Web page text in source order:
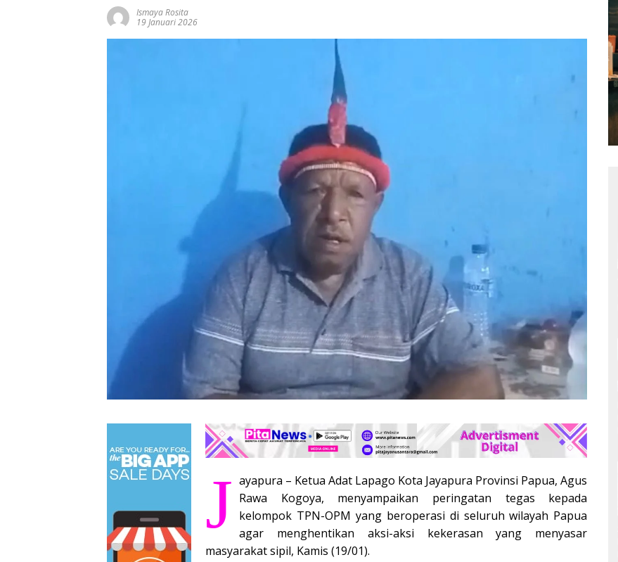
Ismaya Rosita
19 Januari 2026
J ayapura – Ketua Adat Lapago Kota Jayapura Provinsi Papua, Agus
Rawa Kogoya, menyampaikan peringatan tegas kepada
kelompok TPN-OPM yang beroperasi di seluruh wilayah Papua
agar menghentikan aksi-aksi kekerasan yang menyasar
masyarakat sipil, Kamis (19/01).